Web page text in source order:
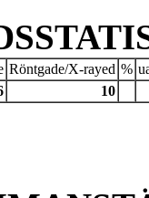
Röntgade/X-rayed %
10